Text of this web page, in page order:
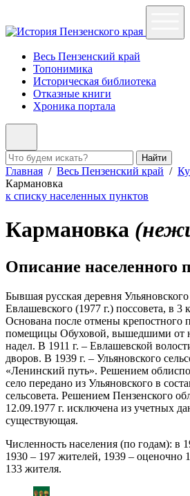
Весь Пензенский край
Топонимика
Историческая библиотека
Отказные книги
Хроника портала
Найти
Главная / Весь Пензенский край /
Кармановка
к списку населенных пунктов
Кармановка
Описание населенного
Бывшая русская деревня Ульяновского
Евлашевского (1977 г.) поссовета, в 3
Основана после отмены крепостного
помещицы Обуховой, вышедшими от
надел. В 1911 г. – Евлашевской
дворов. В 1939 г. – Ульяновского
«Ленинский путь». Решением
село передано из Ульяновского в
сельсовета. Решением Пензенского
12.09.1977 г. исключена из учетных
существующая.
Численность населения (по годам): в
1930 – 197 жителей, 1939 – оценочно
133 жителя.